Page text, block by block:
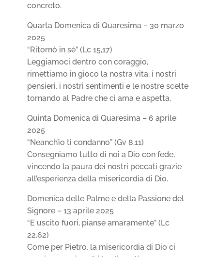
concreto.
Quarta Domenica di Quaresima – 30 marzo
2025
“Ritornò in sé” (Lc 15,17)
Leggiamoci dentro con coraggio,
rimettiamo in gioco la nostra vita, i nostri
pensieri, i nostri sentimenti e le nostre scelte
tornando al Padre che ci ama e aspetta.
Quinta Domenica di Quaresima – 6 aprile
2025
“Neanch’io ti condanno” (Gv 8,11)
Consegniamo tutto di noi a Dio con fede,
vincendo la paura dei nostri peccati grazie
all’esperienza della misericordia di Dio.
Domenica delle Palme e della Passione del
Signore – 13 aprile 2025
“E uscito fuori, pianse amaramente” (Lc
22,62)
Come per Pietro, la misericordia di Dio ci